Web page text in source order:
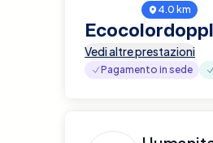
4.0 km
Vedi altre prestazioni
Pagamento in sede